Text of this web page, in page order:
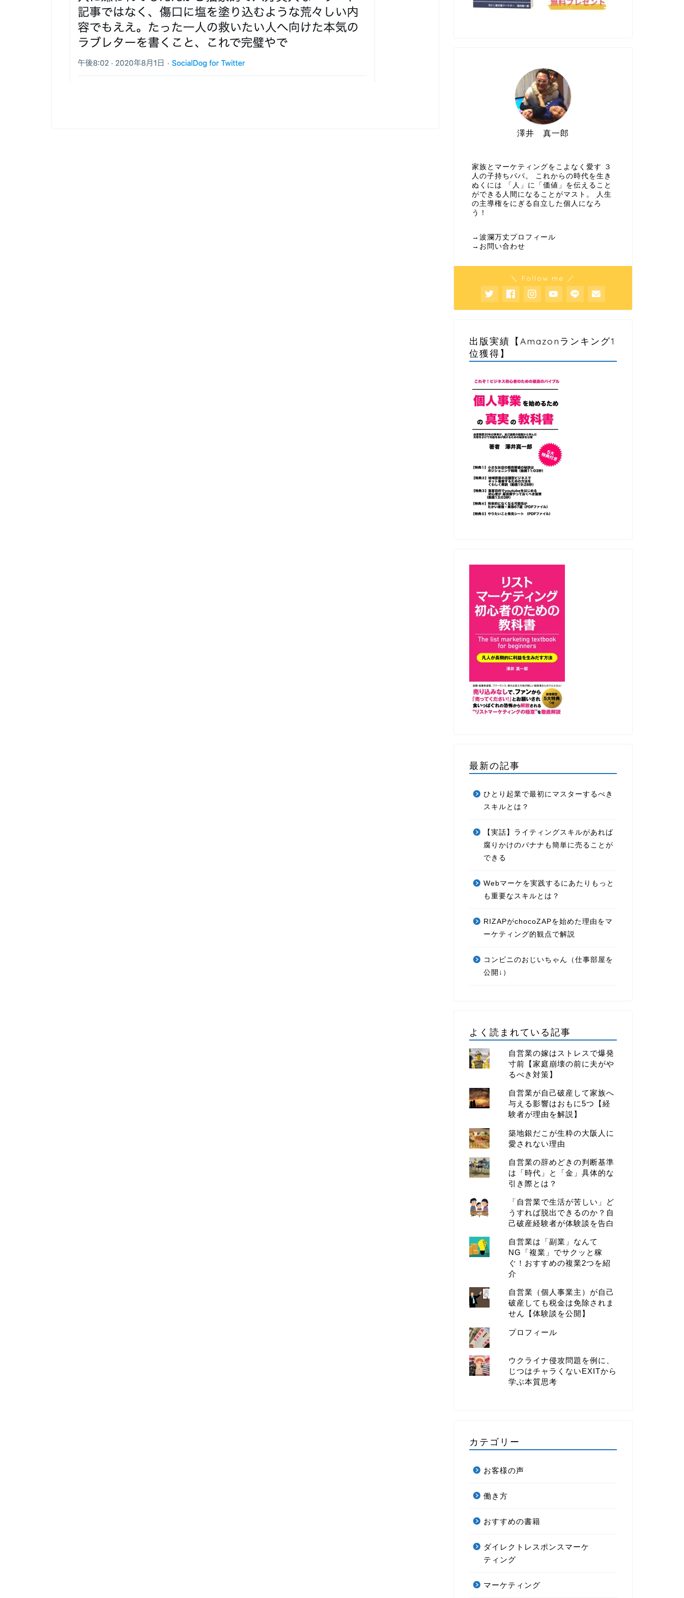
澤井 真一郎
家族とマーケティングをこよなく愛す ３
人の子持ちパパ。 これからの時代を生き
ぬくには 「人」に「価値」を伝えること
ができる人間になることがマスト。 人生
の主導権をにぎる自立した個人になろ
う！
→波瀾万丈プロフィール
→お問い合わせ
＼ Follow me ／
出版実績【Amazonランキング1
位獲得】
最新の記事
ひとり起業で最初にマスターするべき
スキルとは？
【実話】ライティングスキルがあれば
腐りかけのバナナも簡単に売ることが
できる
Webマーケを実践するにあたりもっと
も重要なスキルとは？
RIZAPがchocoZAPを始めた理由をマ
ーケティング的観点で解説
コンビニのおじいちゃん（仕事部屋を
公開↓）
よく読まれている記事
自営業の嫁はストレスで爆発
寸前【家庭崩壊の前に夫がや
るべき対策】
自営業が自己破産して家族へ
与える影響はおもに5つ【経
験者が理由を解説】
築地銀だこが生粋の大阪人に
愛されない理由
自営業の辞めどきの判断基準
は「時代」と「金」具体的な
引き際とは？
「自営業で生活が苦しい」ど
うすれば脱出できるのか？自
己破産経験者が体験談を告白
自営業は「副業」なんて
NG「複業」でサクッと稼
ぐ！おすすめの複業2つを紹
介
自営業（個人事業主）が自己
破産しても税金は免除されま
せん【体験談を公開】
プロフィール
ウクライナ侵攻問題を例に、
じつはチャラくないEXITから
学ぶ本質思考
カテゴリー
お客様の声
働き方
おすすめの書籍
ダイレクトレスポンスマーケ
ティング
マーケティング